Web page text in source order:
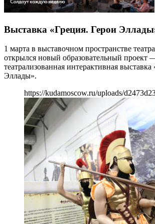
Выставка «Греция. Герои
1 марта в выставочном пространстве
открылся новый образовательный проект
театрализованная интерактивная выставка
Эллады».
https://kudamoscow.ru/uploads/